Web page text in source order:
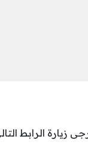
الرابط